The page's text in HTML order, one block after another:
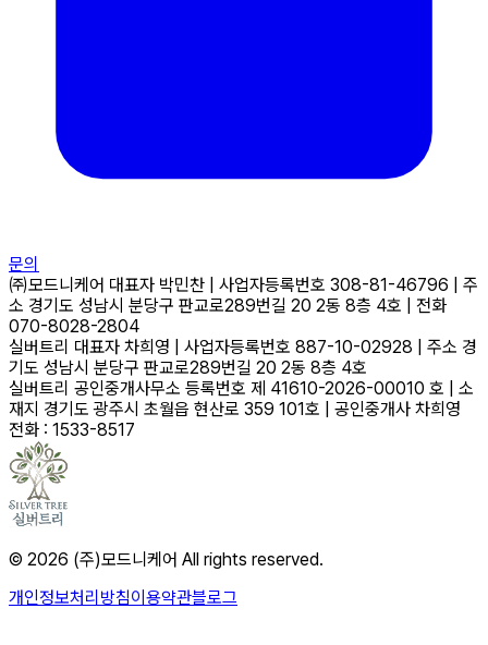
문의
㈜모드니케어 대표자 박민찬 사업자등록번호 308-81-46796
주
소 경기도 성남시 분당구 판교로289번길 20 2동 8층 4호
전화
070-8028-2804
실버트리 대표자 차희영 사업자등록번호 887-10-02928 주소 경
기도 성남시 분당구 판교로289번길 20 2동 8층 4호
실버트리 공인중개사무소 등록번호 제 41610-2026-00010 호
소
재지 경기도 광주시 초월읍 현산로 359 101호 공인중개사 차희영
전화 : 1533-8517
© 2026 (주)모드니케어 All rights reserved.
개인정보처리방침이용약관블로그